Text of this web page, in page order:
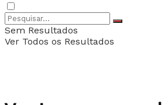
Sem Resultados
Ver Todos os Resultados